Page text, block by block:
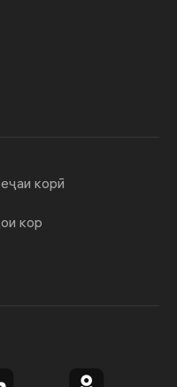
корӣ
кор